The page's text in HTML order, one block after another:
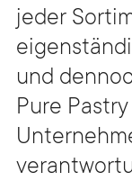
jeder
und
Pure